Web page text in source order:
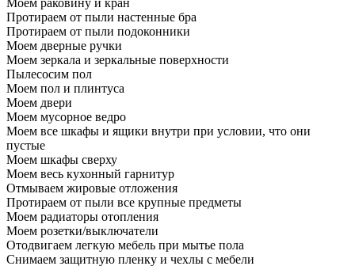
Моем раковину и кран
Протираем от пыли настенные бра
Протираем от пыли подоконники
Моем дверные ручки
Моем зеркала и зеркальные поверхности
Пылесосим пол
Моем пол и плинтуса
Моем двери
Моем мусорное ведро
Моем все шкафы и ящики внутри при условии, что они
пустые
Моем шкафы сверху
Моем весь кухонный гарнитур
Отмываем жировые отложения
Протираем от пыли все крупные предметы
Моем радиаторы отопления
Моем розетки/выключатели
Отодвигаем легкую мебель при мытье пола
Снимаем защитную пленку и чехлы с мебели